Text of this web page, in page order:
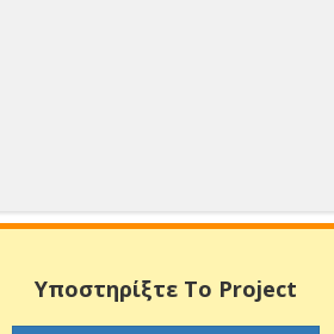
Υποστηρίξτε Το Project